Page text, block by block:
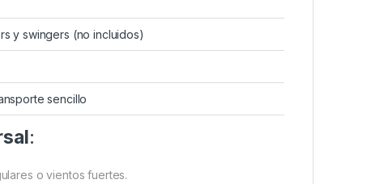
y swingers (no incluidos)
sencillo
:
o vientos fuertes.